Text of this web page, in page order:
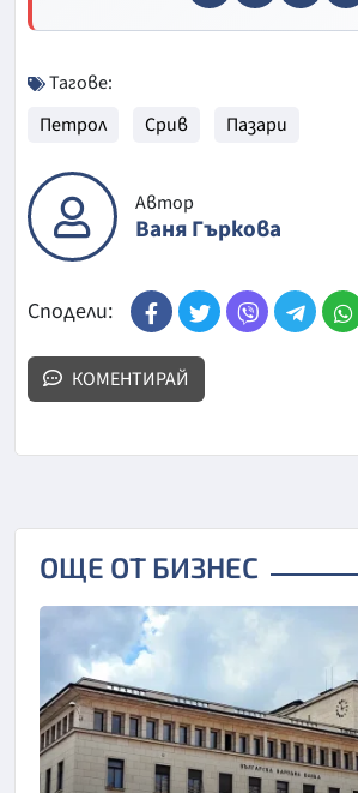
Тагове:
Петрол
Срив Пазари
Автор
Ваня Гъркова
Сподели:
КОМЕНТИРАЙ
ОЩЕ ОТ БИЗНЕС